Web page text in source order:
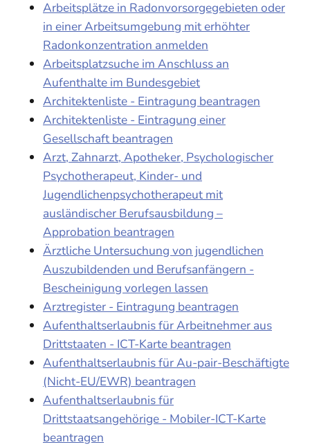
Arbeitsplätze in Radonvorsorgegebieten oder
in einer Arbeitsumgebung mit erhöhter
Radonkonzentration anmelden
Arbeitsplatzsuche im Anschluss an
Aufenthalte im Bundesgebiet
Architektenliste - Eintragung beantragen
Architektenliste - Eintragung einer
Gesellschaft beantragen
Arzt, Zahnarzt, Apotheker, Psychologischer
Psychotherapeut, Kinder- und
Jugendlichenpsychotherapeut mit
ausländischer Berufsausbildung –
Approbation beantragen
Ärztliche Untersuchung von jugendlichen
Auszubildenden und Berufsanfängern -
Bescheinigung vorlegen lassen
Arztregister - Eintragung beantragen
Aufenthaltserlaubnis für Arbeitnehmer aus
Drittstaaten - ICT-Karte beantragen
Aufenthaltserlaubnis für Au-pair-Beschäftigte
(Nicht-EU/EWR) beantragen
Aufenthaltserlaubnis für
Drittstaatsangehörige - Mobiler-ICT-Karte
beantragen